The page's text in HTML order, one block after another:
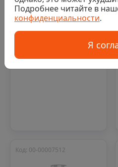
2 740 ₽/рул
Аналог
Код: 00-00007512
Подробнее читайте в
конфиденциальности.
Я